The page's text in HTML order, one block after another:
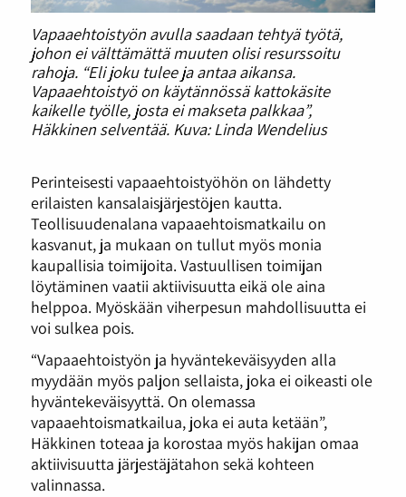
Vapaaehtoistyön avulla saadaan tehtyä työtä,
johon ei välttämättä muuten olisi resurssoitu
rahoja. “Eli joku tulee ja antaa aikansa.
Vapaaehtoistyö on käytännössä kattokäsite
kaikelle työlle, josta ei makseta palkkaa”,
Häkkinen selventää. Kuva: Linda Wendelius
Perinteisesti vapaaehtoistyöhön on lähdetty
erilaisten kansalaisjärjestöjen kautta.
Teollisuudenalana vapaaehtoismatkailu on
kasvanut, ja mukaan on tullut myös monia
kaupallisia toimijoita. Vastuullisen toimijan
löytäminen vaatii aktiivisuutta eikä ole aina
helppoa. Myöskään viherpesun mahdollisuutta ei
voi sulkea pois.
“Vapaaehtoistyön ja hyväntekeväisyyden alla
myydään myös paljon sellaista, joka ei oikeasti ole
hyväntekeväisyyttä. On olemassa
vapaaehtoismatkailua, joka ei auta ketään”,
Häkkinen toteaa ja korostaa myös hakijan omaa
aktiivisuutta järjestäjätahon sekä kohteen
valinnassa.